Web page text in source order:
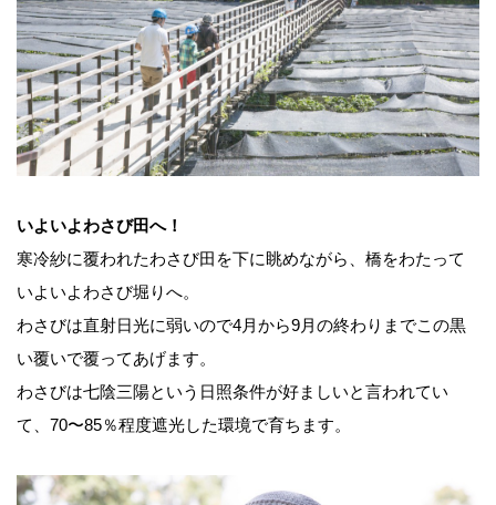
いよいよわさび田へ！
寒冷紗に覆われたわさび田を下に眺めながら、橋をわたって
いよいよわさび堀りへ。
わさびは直射日光に弱いので4月から9月の終わりまでこの黒
い覆いで覆ってあげます。
わさびは七陰三陽という日照条件が好ましいと言われてい
て、70〜85％程度遮光した環境で育ちます。